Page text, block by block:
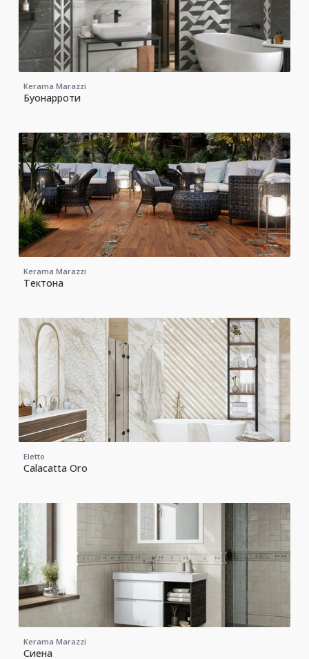
Kerama Marazzi
Буонарроти
Kerama Marazzi
Тектона
Eletto
Calacatta Oro
Kerama Marazzi
Сиена